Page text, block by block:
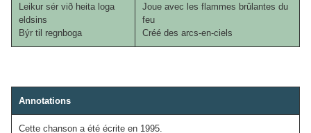
Leikur sér við heita loga
eldsins
Býr til regnboga
Joue avec les flammes brûlantes du
feu
Créé des arcs-en-ciels
Annotations
Cette chanson a été écrite en 1995.